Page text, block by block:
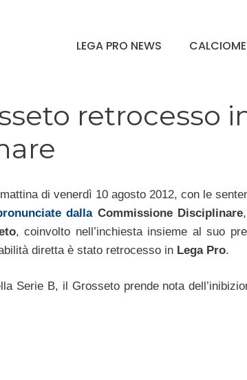
LEGA PRO NEWS
retrocesso
di venerdì 10 agosto 2012, con le
dalla Commissione Disciplinare
, coinvolto nell’inchiesta insieme al suo
diretta è stato retrocesso in Lega Pro.
Serie B, il Grosseto prende nota